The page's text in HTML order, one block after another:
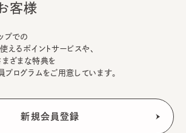
客様
プでの
えるポイントサービスや、
ざまな特典を
ログラムをご用意しています。